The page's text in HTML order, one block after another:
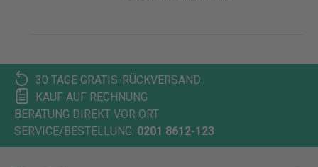
30 TAGE GRATIS-RÜCKVERSAND
KAUF AUF RECHNUNG
BERATUNG DIREKT VOR ORT
SERVICE/BESTELLUNG: 0201 8612-123